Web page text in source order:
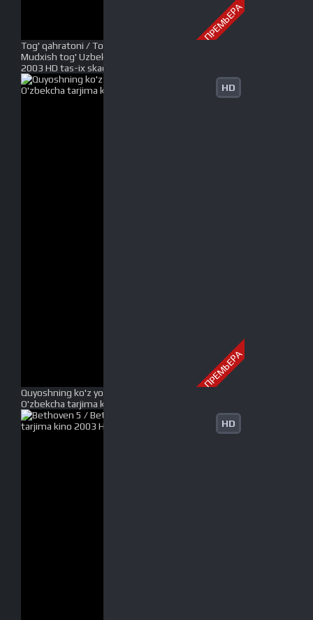
ПРЕМЬЕРА
Tog' qahratoni / Tog' qaxratoni / Mudhish tog' /
Mudxish tog' Uzbek tilida O'zbekcha tarjima kino
2003 HD tas-ix skachat
HD
ПРЕМЬЕРА
Quyoshning ko'z yoshlari Premyera Uzbek tilida
O'zbekcha tarjima kino 2003 HD tas-ix skachat
HD